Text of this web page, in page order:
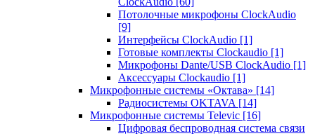
Потолочные микрофоны ClockAudio
[9]
Интерфейсы ClockAudio [1]
Готовые комплекты Clockaudio [1]
Микрофоны Dante/USB ClockAudio [1]
Аксессуары Clockaudio [1]
Микрофонные системы «Октава» [14]
Радиосистемы OKTAVA [14]
Микрофонные системы Televic [16]
Цифровая беспроводная система связи